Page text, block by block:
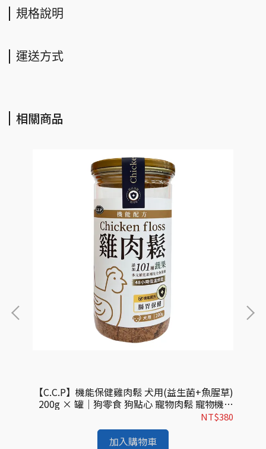
規格說明
運送方式
相關商品
【C.C.P】機能保健雞肉鬆 犬用(益生菌+魚腥草)
200g × 罐｜狗零食 狗點心 寵物肉鬆 寵物機能
零食 腸胃保健
NT$380
加入購物車